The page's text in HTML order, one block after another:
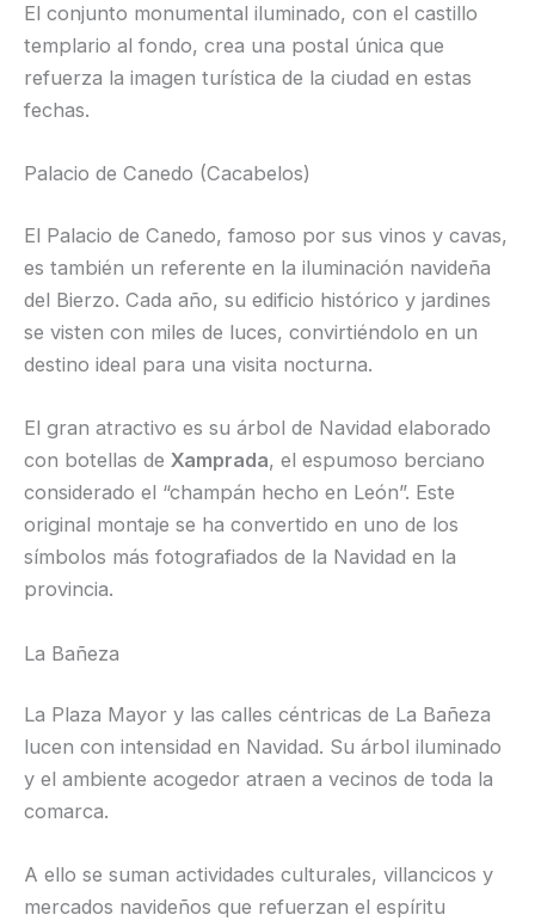
El conjunto monumental iluminado, con el castillo
templario al fondo, crea una postal única que
refuerza la imagen turística de la ciudad en estas
fechas.
Palacio de Canedo (Cacabelos)
El Palacio de Canedo, famoso por sus vinos y cavas,
es también un referente en la iluminación navideña
del Bierzo. Cada año, su edificio histórico y jardines
se visten con miles de luces, convirtiéndolo en un
destino ideal para una visita nocturna.
El gran atractivo es su árbol de Navidad elaborado
con botellas de Xamprada, el espumoso berciano
considerado el “champán hecho en León”. Este
original montaje se ha convertido en uno de los
símbolos más fotografiados de la Navidad en la
provincia.
La Bañeza
La Plaza Mayor y las calles céntricas de La Bañeza
lucen con intensidad en Navidad. Su árbol iluminado
y el ambiente acogedor atraen a vecinos de toda la
comarca.
A ello se suman actividades culturales, villancicos y
mercados navideños que refuerzan el espíritu